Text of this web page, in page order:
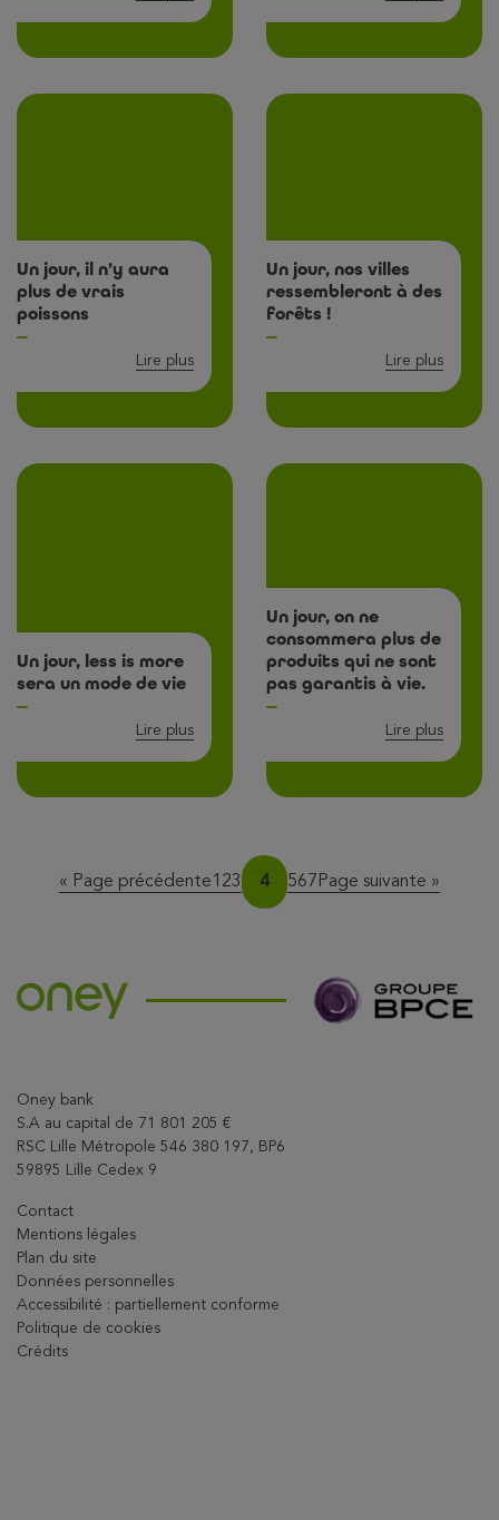
Un jour, il n’y aura
plus de vrais
poissons
Lire plus
Un jour, nos villes
ressembleront à des
forêts !
Lire plus
Un jour, less is more
sera un mode de vie
Lire plus
Un jour, on ne
consommera plus de
produits qui ne sont
pas garantis à vie.
Lire plus
« Page précédentePage
1 Page
2Page
3 Page
4 Page
5Page
6Page
7 Page suivante »
Oney bank
S.A au capital de 71 801 205 €
RSC Lille Métropole 546 380 197, BP6
59895 Lille Cedex 9
Contact
Mentions légales
Plan du site
Données personnelles
Accessibilité : partiellement conforme
Politique de cookies
Crédits